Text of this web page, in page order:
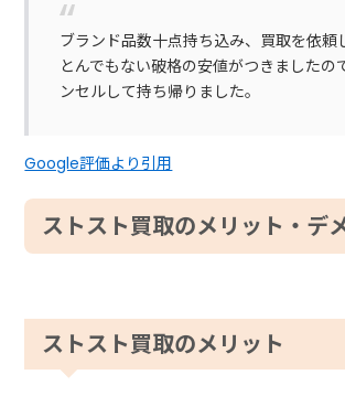
ブランド品数十点持ち込み、買取を依頼
とんでもない破格の安値がつきましたの
ンセルして持ち帰りました。
Google評価より引用
ストスト買取のメリット・デ
ストスト買取のメリット